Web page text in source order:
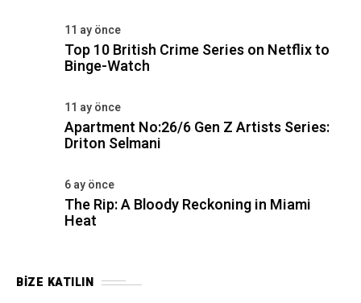
11 ay önce
Top 10 British Crime Series on Netflix to
Binge-Watch
11 ay önce
Apartment No:26/6 Gen Z Artists Series:
Driton Selmani
6 ay önce
The Rip: A Bloody Reckoning in Miami
Heat
BIZE KATILIN